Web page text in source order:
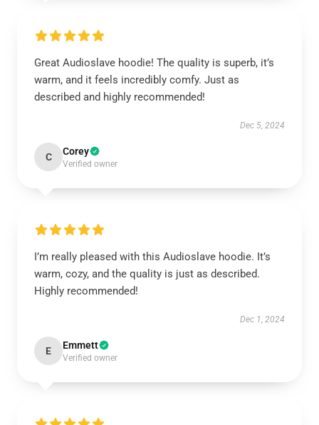
Great Audioslave hoodie! The quality is superb, it’s
warm, and it feels incredibly comfy. Just as
described and highly recommended!
Dec 5, 2024
C Corey
Verified owner
I’m really pleased with this Audioslave hoodie. It’s
warm, cozy, and the quality is just as described.
Highly recommended!
Dec 1, 2024
E Emmett
Verified owner